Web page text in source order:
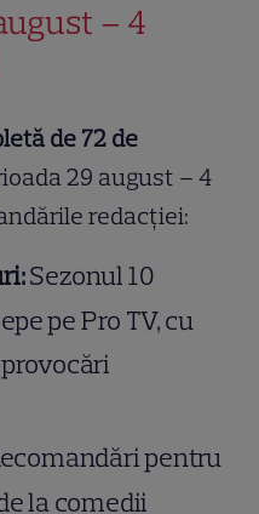
– 4
de 72 de
29 august – 4
redacției:
Sezonul 10
pe Pro TV, cu
pentru
la comedii